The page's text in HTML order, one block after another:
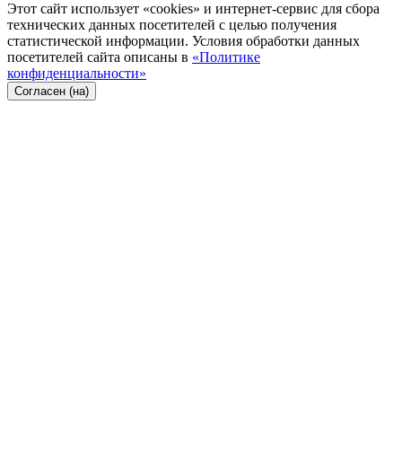
Этот сайт использует «cookies» и интернет-сервис для сбора
технических данных посетителей с целью получения
статистической информации. Условия обработки данных
посетителей сайта описаны в «Политике
конфиденциальности»
Согласен (на)